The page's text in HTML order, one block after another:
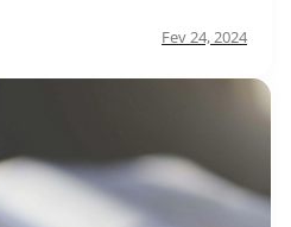
Fev 24, 2024